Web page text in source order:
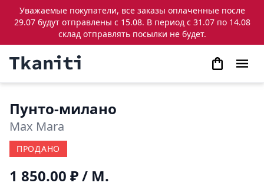
Уважаемые покупатели, все заказы оплаченные после
29.07 будут отправлены с 15.08. В период с 31.07 по 14.08
склад отправлять посылки не будет.
Пунто-милано
Max Mara
ПРОДАНО
1 850.00 ₽/ М.